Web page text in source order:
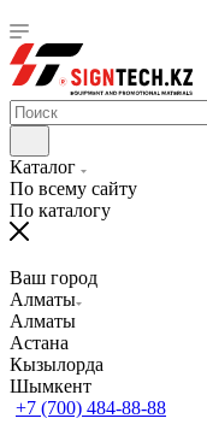
Каталог
По всему сайту
По каталогу
Ваш город
Алматы
Алматы
Астана
Кызылорда
Шымкент
+7 (700) 484-88-88